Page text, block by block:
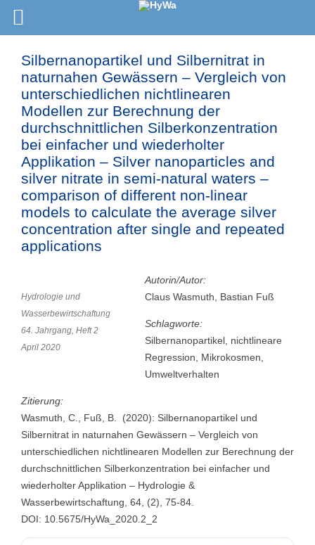
Silbernanopartikel und Silbernitrat in
naturnahen Gewässern – Vergleich von
unterschiedlichen nichtlinearen
Modellen zur Berechnung der
durchschnittlichen Silberkonzentration
bei einfacher und wiederholter
Applikation – Silver nanoparticles and
silver nitrate in semi-natural waters –
comparison of different non-linear
models to calculate the average silver
concentration after single and repeated
applications
Hydrologie und
Wasserbewirtschaftung
64. Jahrgang, Heft 2
April 2020
Autorin/Autor:
Claus Wasmuth, Bastian Fuß
Schlagworte:
Silbernanopartikel, nichtlineare
Regression, Mikrokosmen,
Umweltverhalten
Zitierung:
Wasmuth, C., Fuß, B. (2020): Silbernanopartikel und
Silbernitrat in naturnahen Gewässern – Vergleich von
unterschiedlichen nichtlinearen Modellen zur Berechnung der
durchschnittlichen Silberkonzentration bei einfacher und
wiederholter Applikation – Hydrologie &
Wasserbewirtschaftung, 64, (2), 75-84.
DOI: 10.5675/HyWa_2020.2_2